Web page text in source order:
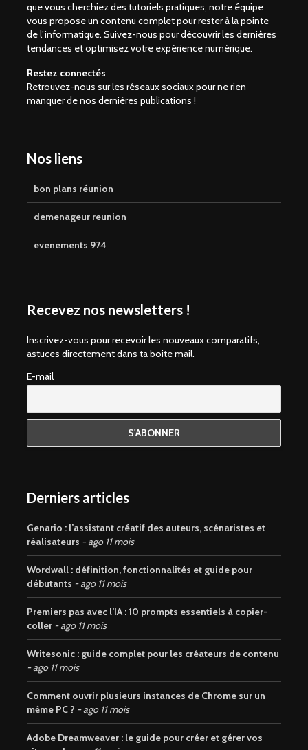
que vous cherchiez des tutoriels pratiques, notre équipe
vous propose un contenu complet pour rester à la pointe
de l’informatique. Suivez-nous pour découvrir les dernières
tendances et optimisez votre expérience numérique.
Restez connectés
Retrouvez-nous sur les réseaux sociaux pour ne rien
manquer de nos dernières publications !
Nos liens
bon plans réunion
demenageur reunion
evenements 974
Recevez nos newsletters !
Inscrivez-vous pour recevoir les nouveaux comparatifs,
astuces directement dans ta boite mail.
E-mail
Derniers articles
Genario : l’assistant créatif des auteurs, scénaristes et
réalisateurs
ago 11 mois
Wordwall : définition, fonctionnalités et guide pour
débutants
ago 11 mois
Premiers pas avec l’IA : 10 prompts essentiels à copier-
coller
ago 11 mois
Writesonic : guide complet pour les créateurs de contenu
ago 11 mois
Comment ouvrir plusieurs instances de Chrome sur un
même PC ?
ago 11 mois
Adobe Dreamweaver : le guide pour créer et gérer vos